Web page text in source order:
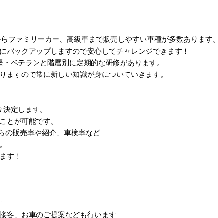
ファミリーカー、高級車まで販売しやすい車種が多数あります
ックアップしますので安心してチャレンジできます！
ベテランと階層別に定期的な研修があります。
すので常に新しい知識が身についていきます。
定します。
とが可能です。
の販売率や紹介、車検率など
す！
客、お車のご提案なども行います